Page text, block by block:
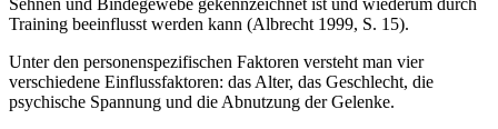
Sehnen und Bindegewebe gekennzeichnet ist und wiederum durch
Training beeinflusst werden kann (Albrecht 1999, S. 15).
Unter den personenspezifischen Faktoren versteht man vier
verschiedene Einflussfaktoren: das Alter, das Geschlecht, die
psychische Spannung und die Abnutzung der Gelenke.